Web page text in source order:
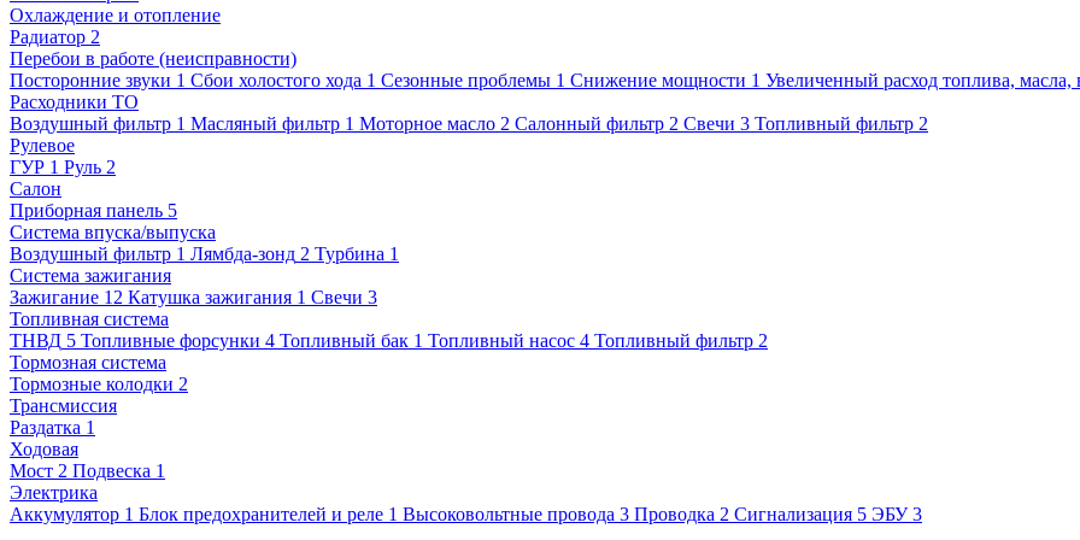
Охлаждение и отопление
Радиатор 2
Перебои в работе (неисправности)
Посторонние звуки 1 Сбои холостого хода 1 Сезонные проблемы 1 Снижение мощности 1 Увеличенный расход топлива, масла,
Расходники ТО
Воздушный фильтр 1 Масляный фильтр 1 Моторное масло 2 Салонный фильтр 2 Свечи 3 Топливный фильтр 2
Рулевое
ГУР 1 Руль 2
Салон
Приборная панель 5
Система впуска/выпуска
Воздушный фильтр 1 Лямбда-зонд 2 Турбина 1
Система зажигания
Зажигание 12 Катушка зажигания 1 Свечи 3
Топливная система
ТНВД 5 Топливные форсунки 4 Топливный бак 1 Топливный насос 4 Топливный фильтр 2
Тормозная система
Тормозные колодки 2
Трансмиссия
Раздатка 1
Ходовая
Мост 2 Подвеска 1
Электрика
Аккумулятор 1 Блок предохранителей и реле 1 Высоковольтные провода 3 Проводка 2 Сигнализация 5 ЭБУ 3